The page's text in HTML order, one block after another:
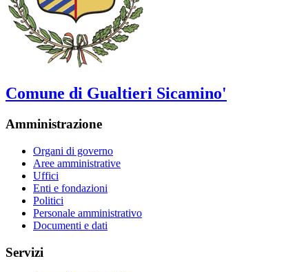
Comune di Gualtieri Sicamino'
Amministrazione
Organi di governo
Aree amministrative
Uffici
Enti e fondazioni
Politici
Personale amministrativo
Documenti e dati
Servizi